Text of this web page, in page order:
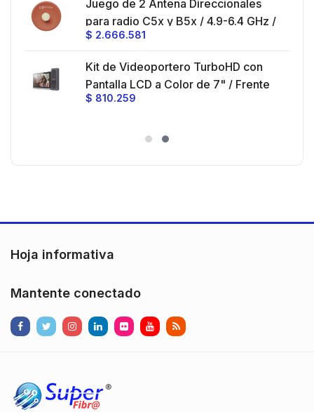
Juego de 2 Antena Direccionales
para radio C5x y B5x / 4.9-6.4 GHz /
Ganancia 27 dBi / Montaje incluido.
$ 2.666.581
Kit de Videoportero TurboHD con
Pantalla LCD a Color de 7" / Frente
de Calle para Exterior de
)130° de Visión (Gran Angular)
$ 810.259
Hoja informativa
Mantente conectado